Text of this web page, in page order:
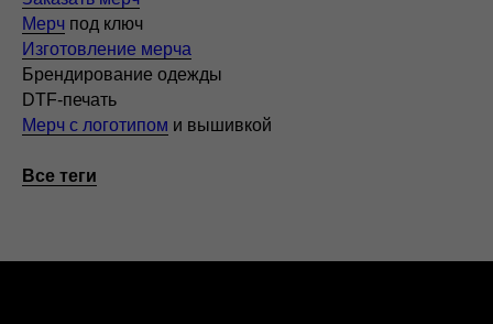
Мерч под ключ
Изготовление мерча
Брендирование одежды
DTF-печать
Мерч с логотипом и вышивкой
Все теги